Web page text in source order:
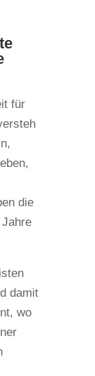
für
die
damit
wo